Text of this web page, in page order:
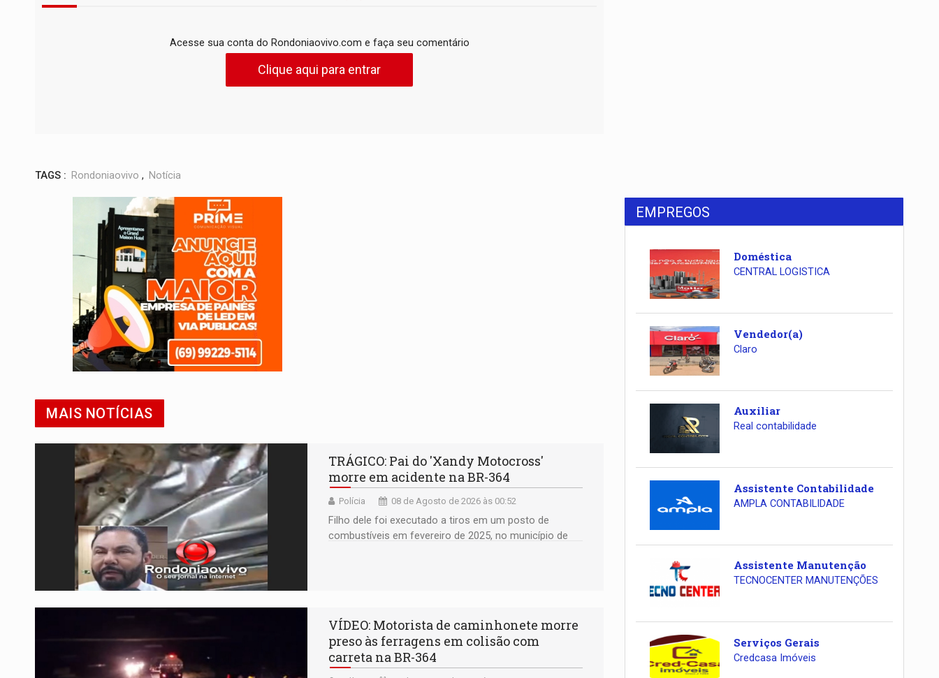
Acesse sua conta do Rondoniaovivo.com e faça seu comentário
Clique aqui para entrar
TAGS : Rondoniaovivo , Notícia
MAIS NOTÍCIAS
TRÁGICO: Pai do 'Xandy Motocross'
morre em acidente na BR-364
Polícia 08 de Agosto de 2026 às 00:52
Filho dele foi executado a tiros em um posto de
combustíveis em fevereiro de 2025, no município de
VÍDEO: Motorista de caminhonete morre
preso às ferragens em colisão com
carreta na BR-364
EMPREGOS
Doméstica
CENTRAL LOGISTICA
Vendedor(a)
Claro
Auxiliar
Real contabilidade
Assistente Contabilidade
AMPLA CONTABILIDADE
Assistente Manutenção
TECNOCENTER MANUTENÇÕES
Serviços Gerais
Credcasa Imóveis